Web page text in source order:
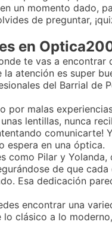
un momento dado,
de preguntar,
en
te vas a
atención es super
del Barrial de
por malas
lentillas, nunca
comunicarte!
espera en una óptica.
Pilar y
de que
Esa dedicación
encontrar una
clásico a lo